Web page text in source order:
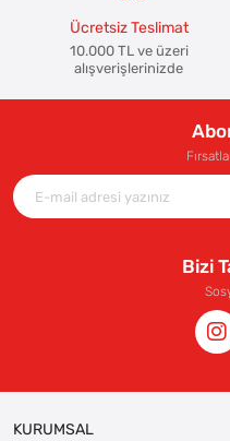
Ücretsiz Teslimat
10.000 TL ve üzeri
alışverişlerinizde
Bizi
KURUMSAL